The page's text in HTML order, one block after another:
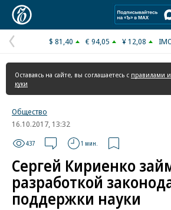
Предыдущая
страница
$ 81,40 € 94,05 ¥ 12,08
Оставаясь на сайте, вы соглашаетесь с правилами
куки
Общество
16.10.2017, 13:32
437 1 мин.
Сергей Кириенко
разработкой
поддержки науки